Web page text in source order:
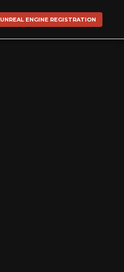
UNREAL ENGINE REGISTRATION